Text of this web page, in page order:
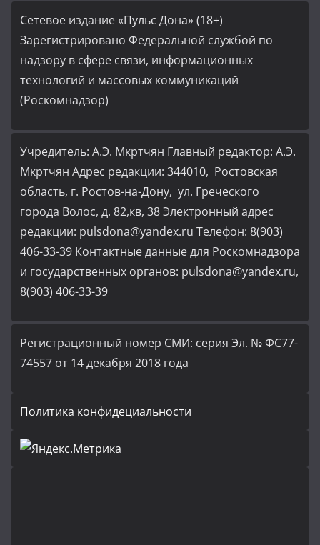
Сетевое издание «Пульс Дона» (18+)
Зарегистрировано Федеральной службой по
надзору в сфере связи, информационных
технологий и массовых коммуникаций
(Роскомнадзор)
Учредитель: А.Э. Мкртчян Главный редактор: А.Э.
Мкртчян Адрес редакции: 344010, Ростовская
область, г. Ростов-на-Дону, ул. Греческого
города Волос, д. 82,кв, 38 Электронный адрес
редакции: pulsdona@yandex.ru Телефон: 8(903)
406-33-39 Контактные данные для Роскомнадзора
и государственных органов: pulsdona@yandex.ru,
8(903) 406-33-39
Регистрационный номер СМИ: серия Эл. № ФС77-
74557 от 14 декабря 2018 года
Политика конфидециальности